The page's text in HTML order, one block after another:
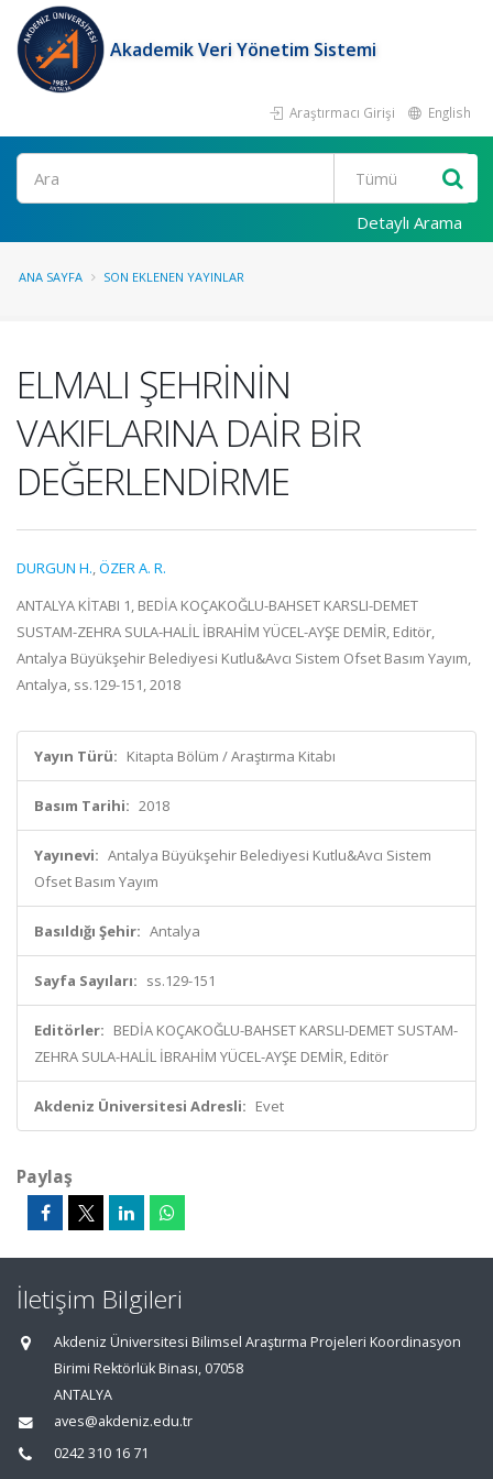
Akademik Veri Yönetim Sistemi
Araştırmacı Girişi English
Ara
Detaylı Arama
ANA SAYFA SON EKLENEN YAYINLAR
ELMALI ŞEHRİNİN
VAKIFLARINA DAİR BİR
DEĞERLENDİRME
DURGUN H.,ÖZER A. R.
ANTALYA KİTABI 1, BEDİA KOÇAKOĞLU-BAHSET KARSLI-DEMET
SUSTAM-ZEHRA SULA-HALİL İBRAHİM YÜCEL-AYŞE DEMİR, Editör,
Antalya Büyükşehir Belediyesi Kutlu&Avcı Sistem Ofset Basım Yayım,
Antalya, ss.129-151, 2018
Yayın Türü: Kitapta Bölüm / Araştırma Kitabı
Basım Tarihi: 2018
Yayınevi: Antalya Büyükşehir Belediyesi Kutlu&Avcı Sistem
Ofset Basım Yayım
Basıldığı Şehir: Antalya
Sayfa Sayıları: ss.129-151
Editörler: BEDİA KOÇAKOĞLU-BAHSET KARSLI-DEMET SUSTAM-
ZEHRA SULA-HALİL İBRAHİM YÜCEL-AYŞE DEMİR, Editör
Akdeniz Üniversitesi Adresli: Evet
Paylaş
İletişim Bilgileri
Akdeniz Üniversitesi Bilimsel Araştırma Projeleri Koordinasyon
Birimi Rektörlük Binası, 07058
ANTALYA
aves@akdeniz.edu.tr
0242 310 16 71